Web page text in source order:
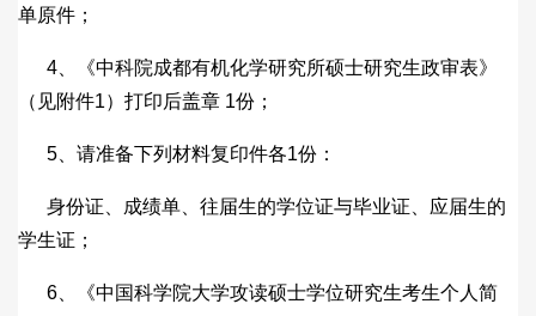
单原件；
4、《中科院成都有机化学研究所硕士研究生政审表》
（见附件1）打印后盖章 1份；
5、请准备下列材料复印件各1份：
身份证、成绩单、往届生的学位证与毕业证、应届生的
学生证；
6、《中国科学院大学攻读硕士学位研究生考生个人简